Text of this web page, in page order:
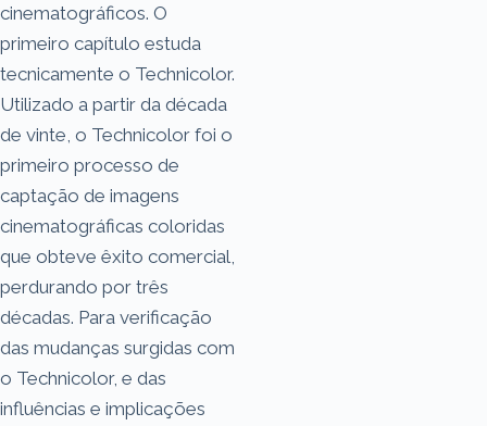
cinematográficos. O
primeiro capítulo estuda
tecnicamente o Technicolor.
Utilizado a partir da década
de vinte, o Technicolor foi o
primeiro processo de
captação de imagens
cinematográficas coloridas
que obteve êxito comercial,
perdurando por três
décadas. Para verificação
das mudanças surgidas com
o Technicolor, e das
influências e implicações